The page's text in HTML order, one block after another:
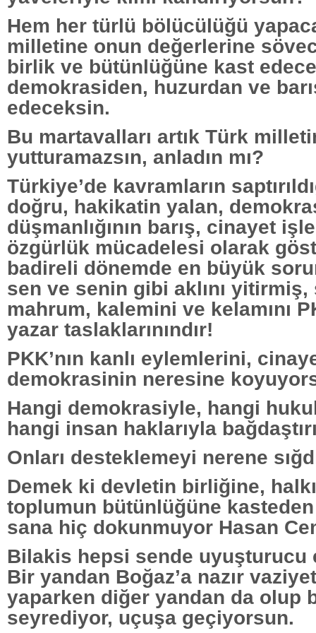
Hem her türlü bölücülüğü
milletine onun değerlerine
birlik ve bütünlüğüne kast
demokrasiden, huzurdan ve
edeceksin.
Bu martavalları artık Türk
yutturamazsın, anladın mı?
Türkiye’de kavramların
doğru, hakikatin yalan,
düşmanlığının barış, cinayet
özgürlük mücadelesi olarak
badireli dönemde en büyük
sen ve senin gibi aklını
mahrum, kalemini ve kelamını
yazar taslaklarınındır!
PKK’nın kanlı eylemlerini,
demokrasinin neresine
Hangi demokrasiyle, hangi
hangi insan haklarıyla
Onları desteklemeyi nerene
Demek ki devletin birliğine,
toplumun bütünlüğüne kasteden
sana hiç dokunmuyor Hasan
Bilakis hepsi sende uyuşturucu
Bir yandan Boğaz’a nazır
yaparken diğer yandan da olup
seyrediyor, uçuşa geçiyorsun.